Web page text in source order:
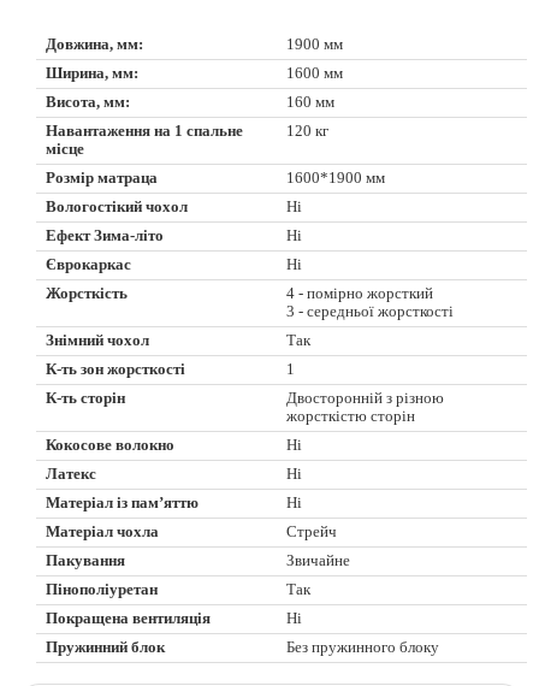
Довжина, мм:
1900 мм
Ширина, мм:
1600 мм
Висота, мм:
160 мм
Навантаження на 1 спальне
місце
120 кг
Розмір матраца
1600*1900 мм
Вологостікий чохол
Ні
Ефект Зима-літо
Ні
Єврокаркас
Ні
Жорсткість
4 - помірно жорсткий
3 - середньої жорсткості
Знімний чохол
Так
К-ть зон жорсткості
1
К-ть сторін
Двосторонній з різною
жорсткістю сторін
Кокосове волокно
Ні
Латекс
Ні
Матеріал із пам’яттю
Ні
Матеріал чохла
Стрейч
Пакування
Звичайне
Пінополіуретан
Так
Покращена вентиляція
Ні
Пружинний блок
Без пружинного блоку